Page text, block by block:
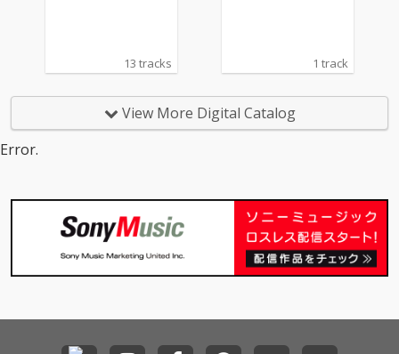
13 tracks 1 track
View More Digital Catalog
Error.